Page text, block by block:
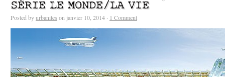
SÉRIE LE MONDE/LA VIE
Posted byurbanites on janvier 10, 2014 · 1 Comment